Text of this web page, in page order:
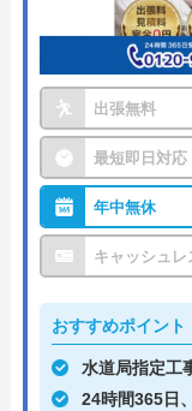
出張無料
最短即日対応
年中無休
キャッシュレ
おすすめポイント
水道局指定工
24時間365日